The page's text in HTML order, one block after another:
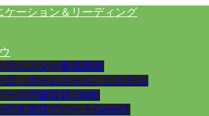
マイスター養成講座
ズ・ホームページ・システム
ーズ戸建賃貸 Oleth
付き賃貸アパートGarenT